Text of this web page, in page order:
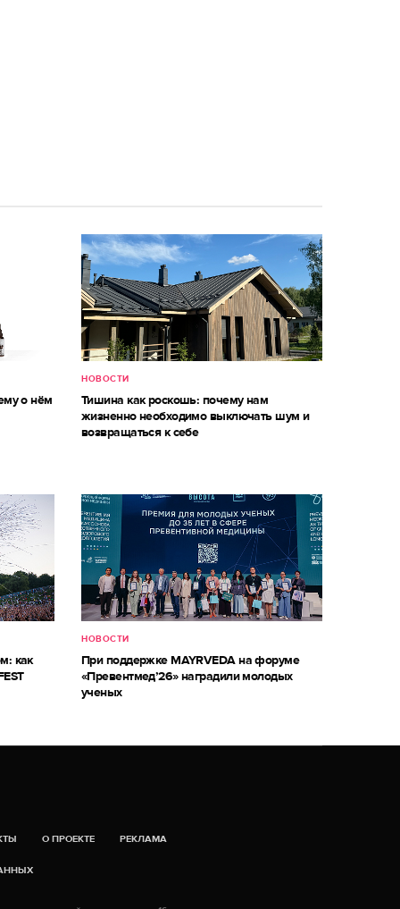
о нём
НОВОСТИ
Тишина как роскошь: почему нам
жизненно необходимо выключать шум и
возвращаться к себе
как
НОВОСТИ
При поддержке MAYRVEDA на форуме
«Превентмед’26» наградили молодых
ученых
О ПРОЕКТЕ РЕКЛАМА